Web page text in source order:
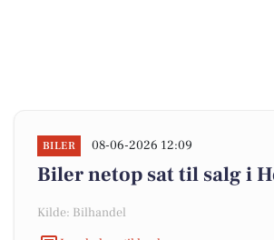
BILER 08-06-2026 12:09
Biler netop sat til salg i
Kilde: Bilhandel